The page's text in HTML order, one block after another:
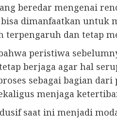
beredar mengenai
dimanfaatkan untuk
terpengaruh dan tetap
peristiwa
berjaga agar hal
sebagai bagian
menjaga
saat ini menjadi